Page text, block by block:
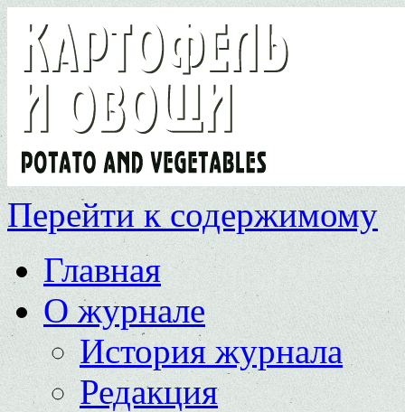
Перейти к содержимому
Главная
О журнале
История журнала
Редакция